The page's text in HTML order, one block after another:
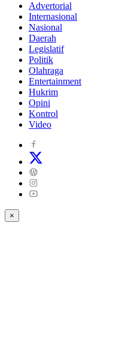
Advertorial
Internasional
Nasional
Daerah
Legislatif
Politik
Olahraga
Entertainment
Hukrim
Opini
Kontrol
Video
×